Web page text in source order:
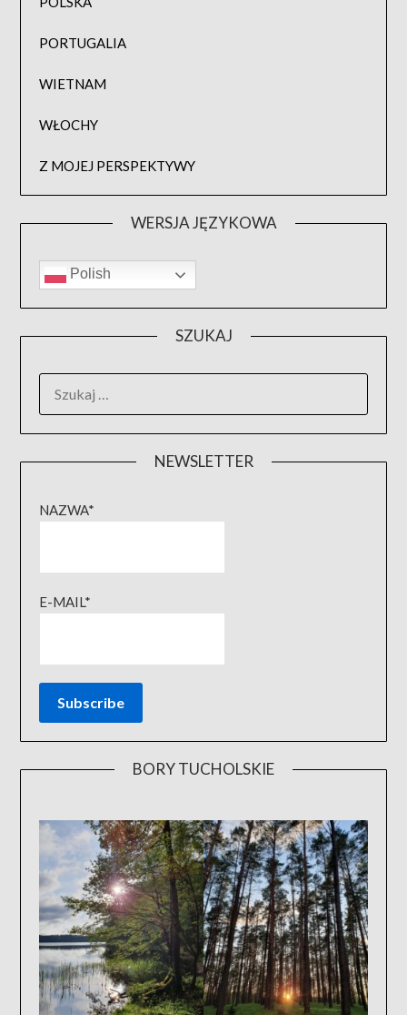
PORTUGALIA
WIETNAM
WŁOCHY
Z MOJEJ PERSPEKTYWY
WERSJA JĘZYKOWA
Polish
SZUKAJ
NEWSLETTER
NAZWA*
E-MAIL*
BORY TUCHOLSKIE